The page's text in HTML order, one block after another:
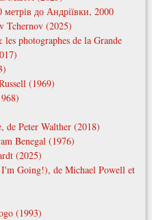
до Андріївки, 2000
Tchernov (2025)
photographes de la Grande
(1969)
Peter Walther (2018)
Benegal (1976)
(2025)
Going!), de Michael Powell et
(1993)